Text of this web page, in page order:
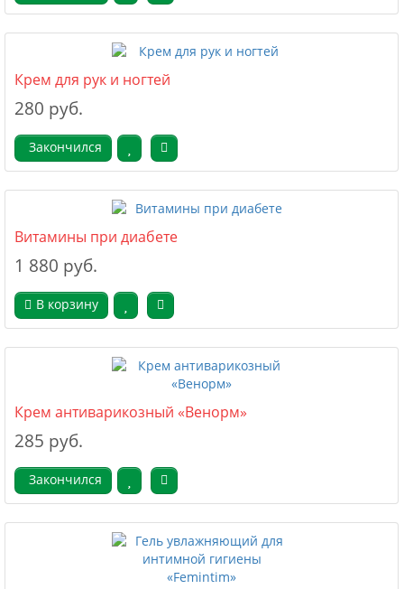
Крем для рук и ногтей
280 руб.
Закончился
Витамины при диабете
1 880 руб.
В корзину
Крем антиварикозный «Венорм»
285 руб.
Закончился